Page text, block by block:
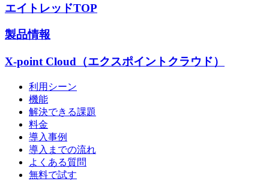
エイトレッドTOP
製品情報
X-point Cloud（エクスポイントクラウド）
利用シーン
機能
解決できる課題
料金
導入事例
導入までの流れ
よくある質問
無料で試す